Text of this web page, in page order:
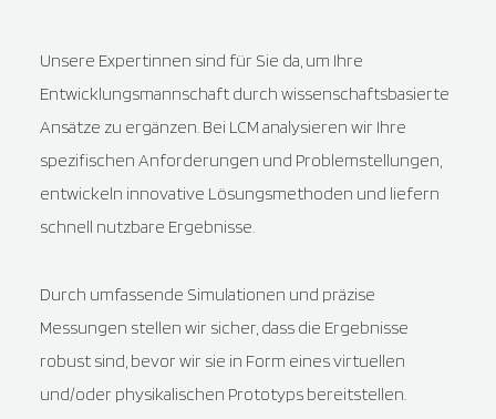
Unsere Expertinnen sind für Sie da, um Ihre
Entwicklungsmannschaft durch wissenschaftsbasierte
Ansätze zu ergänzen. Bei LCM analysieren wir Ihre
spezifischen Anforderungen und Problemstellungen,
entwickeln innovative Lösungsmethoden und liefern
schnell nutzbare Ergebnisse.
Durch umfassende Simulationen und präzise
Messungen stellen wir sicher, dass die Ergebnisse
robust sind, bevor wir sie in Form eines virtuellen
und/oder physikalischen Prototyps bereitstellen.